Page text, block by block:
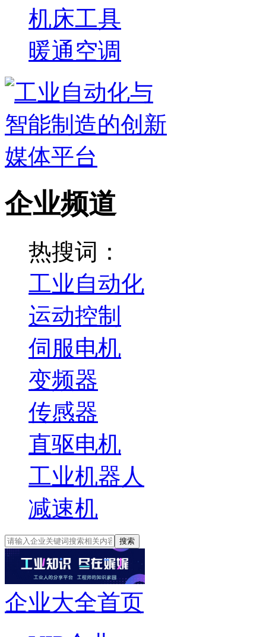
机床工具
暖通空调
企业频道
热搜词：
工业自动化
运动控制
伺服电机
变频器
传感器
直驱电机
工业机器人
减速机
搜索
企业大全首页